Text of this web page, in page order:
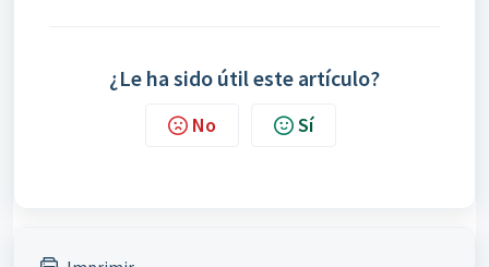
¿Le ha sido útil este artículo?
No Sí